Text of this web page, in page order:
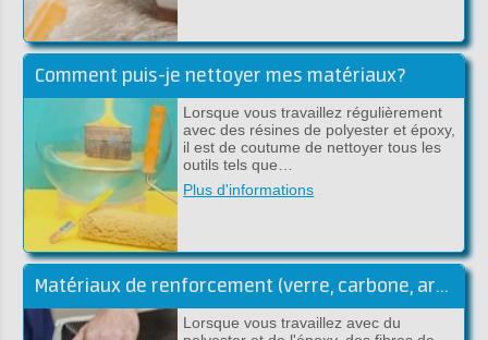
Comment puis-je nettoyer mes matériaux?
Lorsque vous travaillez régulièrement
avec des résines de polyester et époxy,
il est de coutume de nettoyer tous les
outils tels que…
Plus d'informations
Matériaux de renforcement (verre, carbone, aramide)
Lorsque vous travaillez avec du